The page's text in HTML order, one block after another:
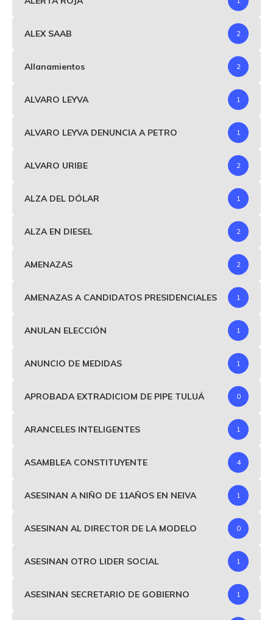
ALEX SAAB 2
Allanamientos 2
ALVARO LEYVA 1
ALVARO LEYVA DENUNCIA A PETRO 1
ALVARO URIBE 2
ALZA DEL DÓLAR 1
ALZA EN DIESEL 2
AMENAZAS 2
AMENAZAS A CANDIDATOS PRESIDENCIALES 1
ANULAN ELECCIÓN 1
ANUNCIO DE MEDIDAS 1
APROBADA EXTRADICIOM DE PIPE TULUÁ 0
ARANCELES INTELIGENTES 1
ASAMBLEA CONSTITUYENTE 4
ASESINAN A NIÑO DE 11AÑOS EN NEIVA 1
ASESINAN AL DIRECTOR DE LA MODELO 0
ASESINAN OTRO LIDER SOCIAL 1
ASESINAN SECRETARIO DE GOBIERNO 1